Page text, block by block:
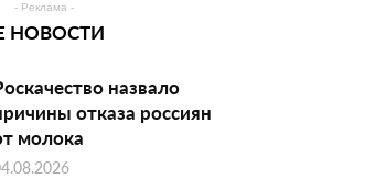
- Реклама -
НОВОСТИ
назвало
отказа россиян
молока